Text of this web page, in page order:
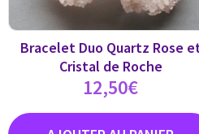
Bracelet Duo Quartz Rose
Cristal de Roche
12,50€